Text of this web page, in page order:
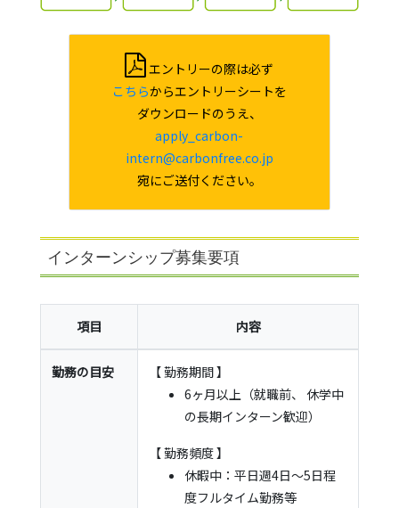
エントリーの際は必ず
こちらからエントリーシートを
ダウンロードのうえ、
apply_carbon-
intern@carbonfree.co.jp
宛にご送付ください。
インターンシップ募集要項
項目 内容
勤務の目安
【 勤務期間 】
6ヶ月以上（就職前、 休学中
の長期インターン歓迎）
【 勤務頻度 】
休暇中：平日週4日〜5日程
度フルタイム勤務等